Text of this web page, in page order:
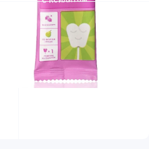
Цвет